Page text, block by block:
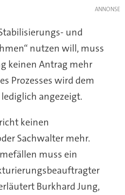
und
nutzen will, muss
keinen Antrag mehr
Prozesses wird dem
angezeigt.
keinen
Sachwalter mehr.
muss ein
Burkhard Jung,